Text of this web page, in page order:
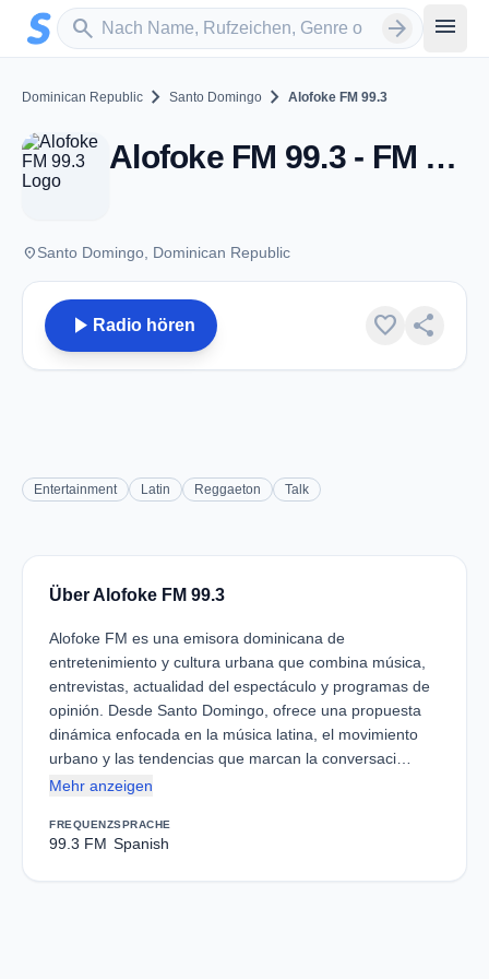
Zum Hauptinhalt springen
search
Sender suchen arrow_forward menu
Dominican Republic chevron_right Santo Domingo chevron_right Alofoke FM 99.3
Alofoke FM 99.3 - FM 99.3 - Santo Domingo
placeSanto Domingo, Dominican Republic
play_arrow Radio hören favorite share
Entertainment Latin Reggaeton Talk
Über Alofoke FM 99.3
Alofoke FM es una emisora dominicana de
entretenimiento y cultura urbana que combina música,
entrevistas, actualidad del espectáculo y programas de
opinión. Desde Santo Domingo, ofrece una propuesta
dinámica enfocada en la música latina, el movimiento
urbano y las tendencias que marcan la conversaci…
Mehr anzeigen
FREQUENZ
99.3 FM
SPRACHE
Spanish